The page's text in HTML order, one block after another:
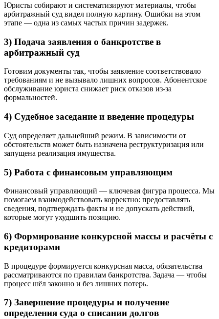
Юристы собирают и систематизируют материалы, чтобы
арбитражный суд видел полную картину. Ошибки на этом
этапе — одна из самых частых причин задержек.
3) Подача заявления о банкротстве в
арбитражный суд
Готовим документы так, чтобы заявление соответствовало
требованиям и не вызывало лишних вопросов. Абонентское
обслуживание юриста снижает риск отказов из-за
формальностей.
4) Судебное заседание и введение процедуры
Суд определяет дальнейший режим. В зависимости от
обстоятельств может быть назначена реструктуризация или
запущена реализация имущества.
5) Работа с финансовым управляющим
Финансовый управляющий — ключевая фигура процесса. Мы
помогаем взаимодействовать корректно: предоставлять
сведения, подтверждать факты и не допускать действий,
которые могут ухудшить позицию.
6) Формирование конкурсной массы и расчёты с
кредиторами
В процедуре формируется конкурсная масса, обязательства
рассматриваются по правилам банкротства. Задача — чтобы
процесс шёл законно и без лишних потерь.
7) Завершение процедуры и получение
определения суда о списании долгов